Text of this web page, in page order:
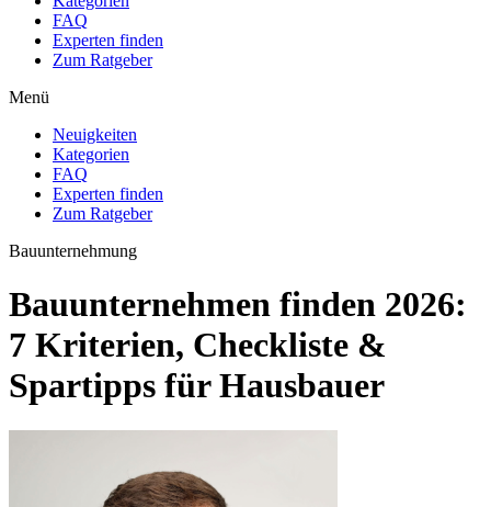
FAQ
Experten finden
Zum Ratgeber
Menü
Neuigkeiten
Kategorien
FAQ
Experten finden
Zum Ratgeber
Bauunternehmung
Bauunternehmen finden 2026:
7 Kriterien, Checkliste &
Spartipps für Hausbauer